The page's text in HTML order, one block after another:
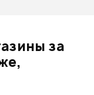
за